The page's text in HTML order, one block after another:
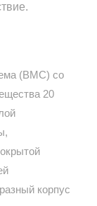
(ВМС) со
20
корпус